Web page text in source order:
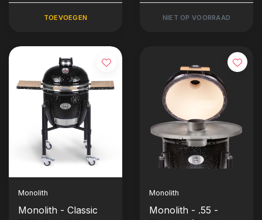
TOEVOEGEN NIET OP VOORRAAD
Monolith
Monolith - Classic
Monolith
Monolith - .55 -